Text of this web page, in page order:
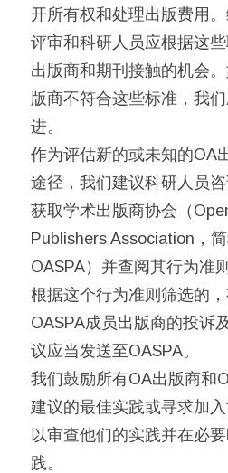
开所有权和处理出版费用。
评审和科研人员应根据这
出版商和期刊接触的机会
版商不符合这些标准，我
进。
作为评估新的或未知的OA
途径，我们建议科研人员
获取学术出版商协会（
Publishers Association，
OASPA）并查阅其行为准
根据这个行为准则筛选的
OASPA成员出版商的投诉
议应当发送至OASPA。
我们鼓励所有OA出版商和
建议的最佳实践或寻求加入
以审查他们的实践并在必
践。